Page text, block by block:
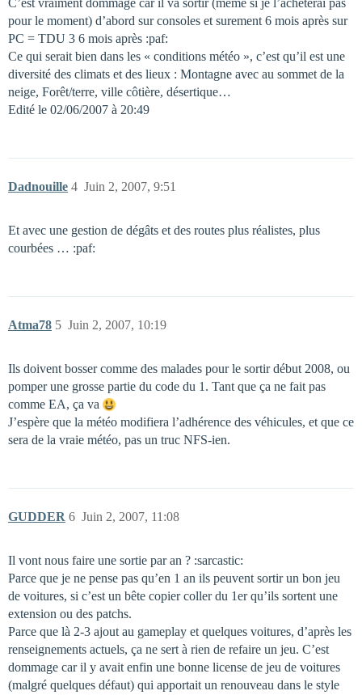
C’est vraiment dommage car il va sortir (même si je l’achèterai pas
pour le moment) d’abord sur consoles et surement 6 mois après sur
PC = TDU 3 6 mois après :paf:
Ce qui serait bien dans les « conditions météo », c’est qu’il est une
diversité des climats et des lieux : Montagne avec au sommet de la
neige, Forêt/terre, ville côtière, désertique…
Edité le 02/06/2007 à 20:49
Dadnouille Juin 2, 2007, 9:51
4
Et avec une gestion de dégâts et des routes plus réalistes, plus
courbées … :paf:
Atma78 Juin 2, 2007, 10:19
5
Ils doivent bosser comme des malades pour le sortir début 2008, ou
pomper une grosse partie du code du 1. Tant que ça ne fait pas
comme EA, ça va
J’espère que la météo modifiera l’adhérence des véhicules, et que ce
sera de la vraie météo, pas un truc NFS-ien.
GUDDER Juin 2, 2007, 11:08
6
Il vont nous faire une sortie par an ? :sarcastic:
Parce que je ne pense pas qu’en 1 an ils peuvent sortir un bon jeu
de voitures, si c’est un bête copier coller du 1er qu’ils sortent une
extension ou des patchs.
Parce que là 2-3 ajout au gameplay et quelques voitures, d’après les
renseignements actuels, ça ne sert à rien de refaire un jeu. C’est
dommage car il y avait enfin une bonne license de jeu de voitures
(malgré quelques défaut) qui apportait un renouveau dans le style